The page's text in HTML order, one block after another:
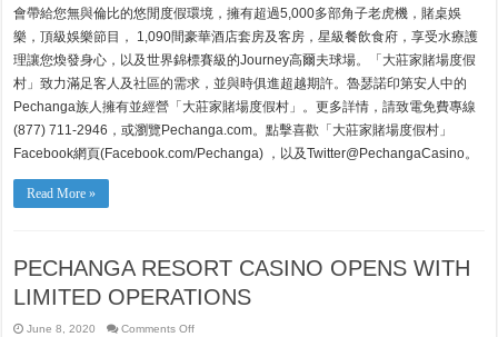
會帶給您無與倫比的悠閒度假環境，擁有超過5,000多部角子老虎機，賭桌娛
樂，頂級娛樂節目， 1,090間豪華酒店套房及客房，星級餐飲食府，享受水療護
理讓您煥發身心，以及世界錦標賽級的Journey高爾夫球場。「大莊家賭場度假
村」致力滿足客人及社區的需求，並與時俱進超越期許。魯瑟諾印第安人中的
Pechanga族人擁有並經營「大莊家賭場度假村」。更多詳情，請致電免費專線
(877) 711-2946，或瀏覽Pechanga.com。點擊喜歡「大莊家賭場度假村」
Facebook網頁(Facebook.com/Pechanga) ，以及Twitter@PechangaCasino。
Read More »
PECHANGA RESORT CASINO OPENS WITH
LIMITED OPERATIONS
June 8, 2020 Comments Offon